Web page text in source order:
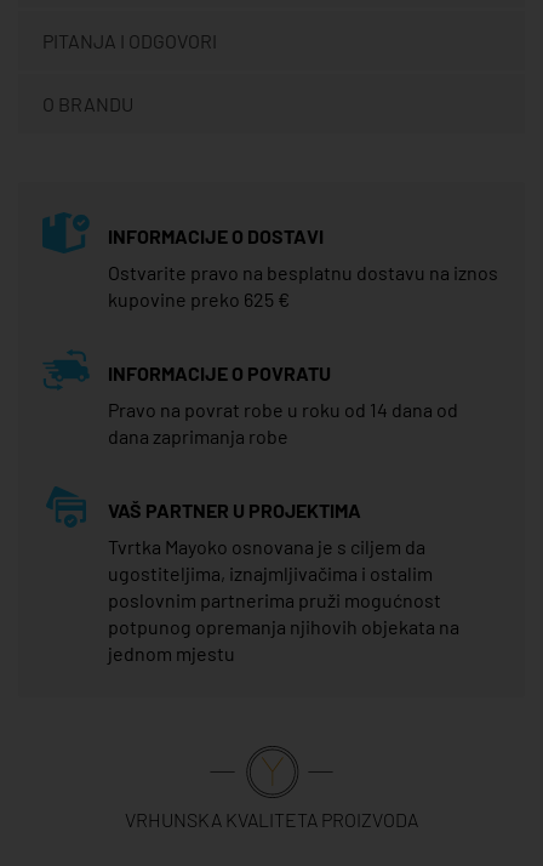
PITANJA I ODGOVORI
O BRANDU
INFORMACIJE O DOSTAVI
Ostvarite pravo na besplatnu dostavu na iznos
kupovine preko 625 €
INFORMACIJE O POVRATU
Pravo na povrat robe u roku od 14 dana od
dana zaprimanja robe
VAŠ PARTNER U PROJEKTIMA
Tvrtka Mayoko osnovana je s ciljem da
ugostiteljima, iznajmljivačima i ostalim
poslovnim partnerima pruži mogućnost
potpunog opremanja njihovih objekata na
jednom mjestu
VRHUNSKA KVALITETA PROIZVODA